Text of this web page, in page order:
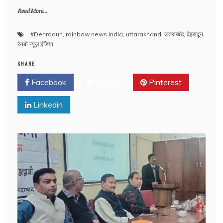
Read More...
#Dehradun, rainbow news india, uttarakhand, उत्तराखंड, देहरादून,
रेनबो न्यूज़ इंडिया
SHARE
Facebook Pinterest
Linkedin